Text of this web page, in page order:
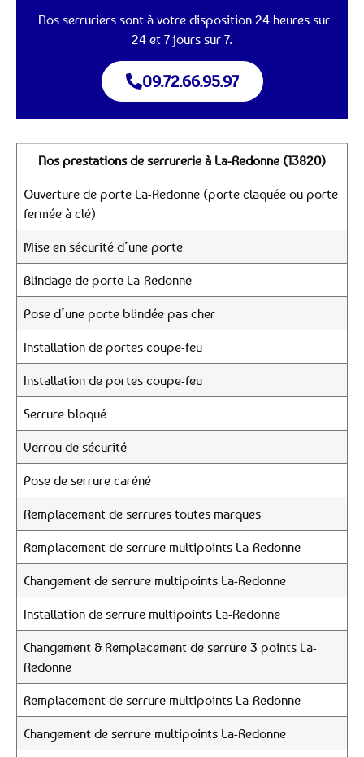
Nos serruriers sont à votre disposition 24 heures sur
24 et 7 jours sur 7.
09.72.66.95.97
Nos prestations de serrurerie à La-Redonne (13820)
Ouverture de porte La-Redonne (porte claquée ou porte
fermée à clé)
Mise en sécurité d’une porte
Blindage de porte La-Redonne
Pose d’une porte blindée pas cher
Installation de portes coupe-feu
Installation de portes coupe-feu
Serrure bloqué
Verrou de sécurité
Pose de serrure caréné
Remplacement de serrures toutes marques
Remplacement de serrure multipoints La-Redonne
Changement de serrure multipoints La-Redonne
Installation de serrure multipoints La-Redonne
Changement & Remplacement de serrure 3 points La-
Redonne
Remplacement de serrure multipoints La-Redonne
Changement de serrure multipoints La-Redonne